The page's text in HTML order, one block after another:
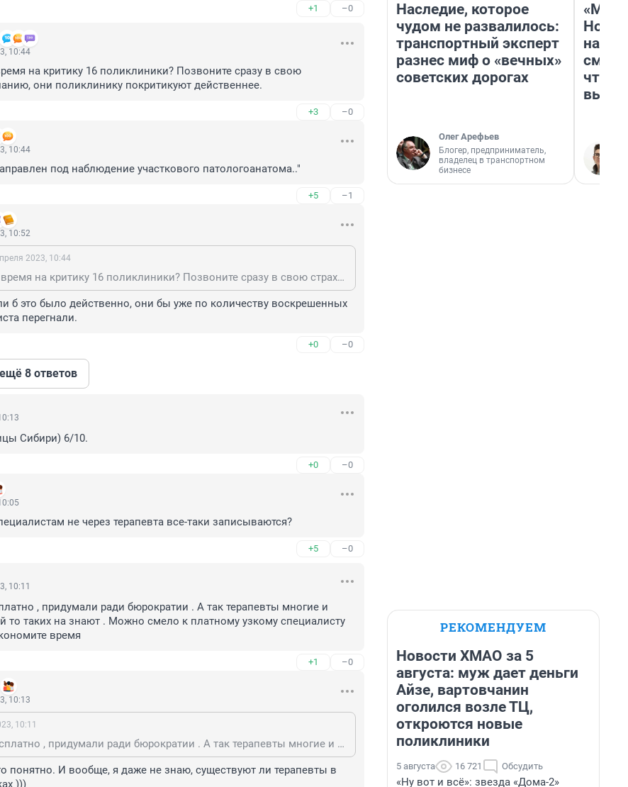
+1 –0
10:44
на критику 16 поликлиники? Позвоните сразу в свою
они поликлинику покритикуют действеннее.
+3 –0
10:44
под наблюдение участкового патологоанатома.."
+5 –1
10:52
2023, 10:44
Зачем тратить время на критику 16 поликлиники? Позвоните сразу в свою страховую компанию, они поликлинику покритикуют действеннее.
б это было действенно, они бы уже по количеству воскрешенных
перегнали.
+0 –0
8 ответов
Сибири) 6/10.
+0 –0
не через терапевта все-таки записываются?
+5 –0
10:11
, придумали ради бюрократии . А так терапевты многие и
то таких на знают . Можно смело к платному узкому специалисту
время
+1 –0
10:13
10:11
Ну это если бесплатно , придумали ради бюрократии . А так терапевты многие и названий врачей то таких на знают . Можно смело к платному узкому специалисту обращаться , сэкономите время
понятно. И вообще, я даже не знаю, существуют ли терапевты в
)))
Наследие, которое
чудом не развалилось:
транспортный эксперт
разнес миф о «вечных»
советских дорогах
Олег Арефьев
Блогер, предприниматель,
владелец в транспортном
бизнесе
«Мы
РЕКОМЕНДУЕМ
Новости ХМАО за 5
августа: муж дает деньги
Айзе, вартовчанин
оголился возле ТЦ,
откроются новые
поликлиники
5 августа 16 721 Обсудить
«Ну вот и всё»: звезда «Дома-2»